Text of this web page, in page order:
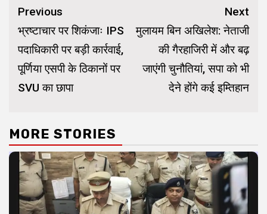
Continue
Reading
Previous
भ्रष्टाचार पर शिकंजाः IPS
पदाधिकारी पर बड़ी कार्रवाई,
पूर्णिया एसपी के ठिकानों पर
SVU का छापा
Next
मुलायम बिन अखिलेश: नेताजी
की गैरहाजिरी में और बढ़
जाएंगी चुनौतियां, सपा को भी
देने होंगे कई इम्तिहान
MORE STORIES